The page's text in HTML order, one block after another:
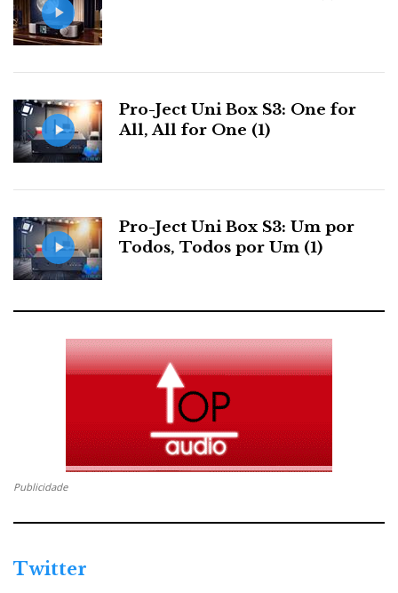
Pro-Ject Uni Box S3: One for
All, All for One (1)
Pro-Ject Uni Box S3: Um por
Todos, Todos por Um (1)
Publicidade
Twitter